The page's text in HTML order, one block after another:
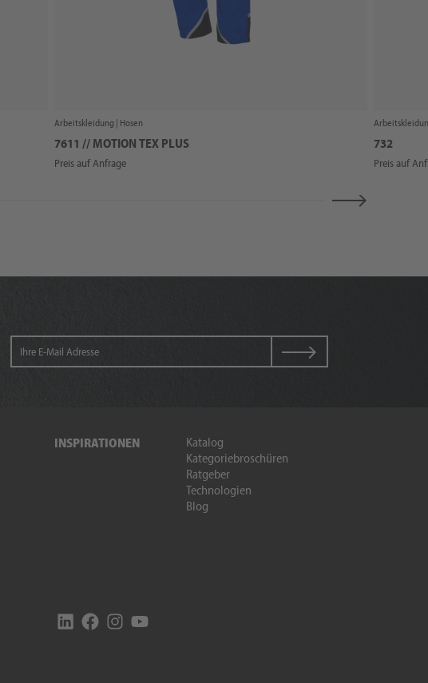
Arbeitskleidung | Hosen
7611 // MOTION TEX PLUS
Preis auf Anfrage
732
Preis auf
INSPIRATIONEN
Katalog
Kategoriebroschüren
Ratgeber
Technologien
Blog